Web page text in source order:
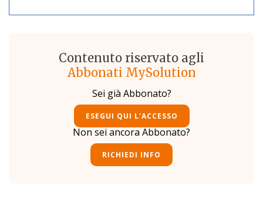
Contenuto riservato agli
Abbonati MySolution
Sei già Abbonato?
ESEGUI QUI L'ACCESSO
Non sei ancora Abbonato?
RICHIEDI INFO